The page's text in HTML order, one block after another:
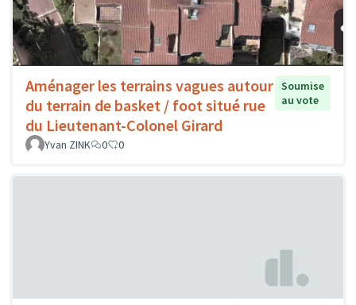
Aménager les terrains vagues autour
du terrain de basket / foot situé rue
du Lieutenant-Colonel Girard
Soumise
au vote
Yvan ZINK 0 0